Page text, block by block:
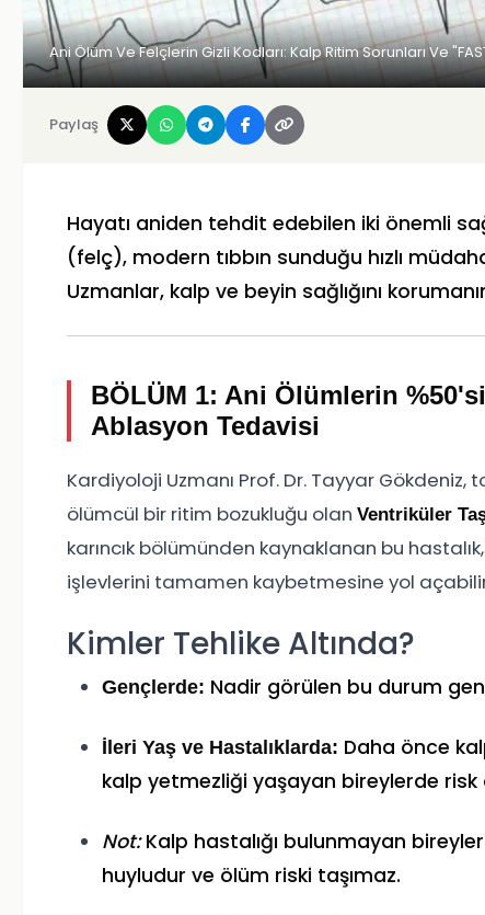
Ani Ölüm Ve Felçlerin Gizli Kodları: Kalp Ritim Sorunları Ve
Paylaş
Hayatı aniden tehdit edebilen iki önemli
(felç), modern tıbbın sunduğu hızlı
Uzmanlar, kalp ve beyin sağlığını
BÖLÜM 1: Ani Ölümlerin
Ablasyon Tedavisi
Kardiyoloji Uzmanı Prof. Dr. Tayyar Gökdeniz,
ölümcül bir ritim bozukluğu olan Ventriküler
karıncık bölümünden kaynaklanan bu
işlevlerini tamamen kaybetmesine yol
Kimler Tehlike Altında?
Gençlerde: Nadir görülen bu durum
İleri Yaş ve Hastalıklarda: Daha önce
kalp yetmezliği yaşayan bireylerde risk
Not:Kalp hastalığı bulunmayan
huyludur ve ölüm riski taşımaz.